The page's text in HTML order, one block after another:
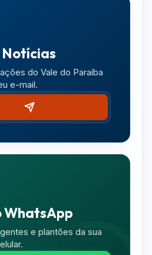
Notícias
do Vale do Paraíba
e-mail.
WhatsApp
e plantões da sua